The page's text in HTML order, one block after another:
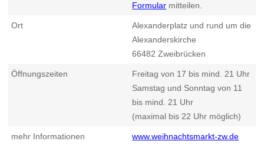
Formular mitteilen.
Ort
Alexanderplatz und rund um die
Alexanderskirche
66482 Zweibrücken
Öffnungszeiten
Freitag von 17 bis mind. 21 Uhr
Samstag und Sonntag von 11
bis mind. 21 Uhr
(maximal bis 22 Uhr möglich)
mehr Informationen www.weihnachtsmarkt-zw.de